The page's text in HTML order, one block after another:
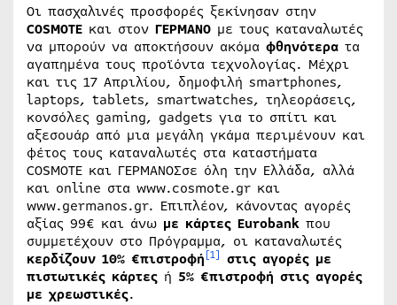
Οι πασχαλινές προσφορές ξεκίνησαν στην
COSMOTE και στον ΓΕΡΜΑΝΟ με τους καταναλωτές
να μπορούν να αποκτήσουν ακόμα φθηνότερα τα
αγαπημένα τους προϊόντα τεχνολογίας. Μέχρι
και τις 17 Απριλίου, δημοφιλή smartphones,
laptops, tablets, smartwatches, τηλεοράσεις,
κονσόλες gaming, gadgets για το σπίτι και
αξεσουάρ από μια μεγάλη γκάμα περιμένουν και
φέτος τους καταναλωτές στα καταστήματα
COSMOTE και ΓΕΡΜΑΝΟΣσε όλη την Ελλάδα, αλλά
και online στα www.cosmote.gr και
www.germanos.gr. Επιπλέον, κάνοντας αγορές
αξίας 99€ και άνω με κάρτες Eurobank που
συμμετέχουν στο Πρόγραμμα, οι καταναλωτές
κερδίζουν 10% €πιστροφή[1] στις αγορές με
πιστωτικές κάρτες ή 5% €πιστροφή στις αγορές
με χρεωστικές.